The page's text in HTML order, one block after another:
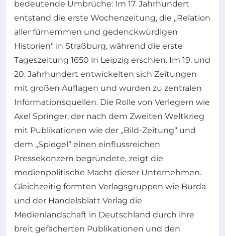
bedeutende Umbrüche: Im 17. Jahrhundert
entstand die erste Wochenzeitung, die „Relation
aller fürnemmen und gedenckwürdigen
Historien“ in Straßburg, während die erste
Tageszeitung 1650 in Leipzig erschien. Im 19. und
20. Jahrhundert entwickelten sich Zeitungen
mit großen Auflagen und wurden zu zentralen
Informationsquellen. Die Rolle von Verlegern wie
Axel Springer, der nach dem Zweiten Weltkrieg
mit Publikationen wie der „Bild-Zeitung“ und
dem „Spiegel“ einen einflussreichen
Pressekonzern begründete, zeigt die
medienpolitische Macht dieser Unternehmen.
Gleichzeitig formten Verlagsgruppen wie Burda
und der Handelsblatt Verlag die
Medienlandschaft in Deutschland durch ihre
breit gefächerten Publikationen und den